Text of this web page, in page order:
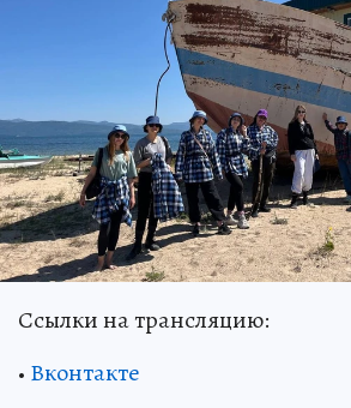
Ссылки на трансляцию:
• Вконтакте